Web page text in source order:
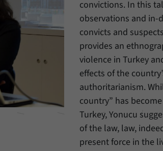
convictions. In this
observations and in-
convicts and
provides an
violence in Turkey
effects of the
authoritarianism.
country” has
Turkey, Yonucu
of the law, law,
present force in the
Einstellungen, falls der
eingestellt hat.
_pk_ref
Anbieter Matomo
Laufzeit 6 Monate
Zweck
Mit diesem Cookie können
welcher Internetseite oder
durch eine Verlinkung auf
weitergeleitet wurden.
_pk_ses